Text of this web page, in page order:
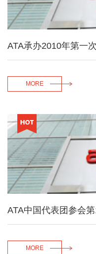
MORE
ATA中国代表团参会
MORE